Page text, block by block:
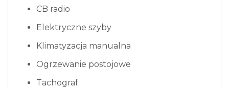
CB radio
Elektryczne szyby
Klimatyzacja manualna
Ogrzewanie postojowe
Tachograf